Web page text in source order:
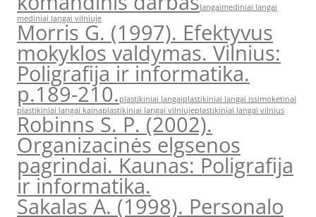
langaimediniai langai
mediniai langai vilniuje
Morris G. (1997). Efektyvus
mokyklos valdymas. Vilnius:
Poligrafija ir informatika.
p.189-210. plastikiniai langaiplastikiniai langai issimoketinai
plastikiniai langai kainaplastikiniai langai vilniujeplastikiniai langai vilnius
Robinns S. P. (2002).
Organizacinės elgsenos
pagrindai. Kaunas: Poligrafija
ir informatika.
Sakalas A. (1998). Personalo